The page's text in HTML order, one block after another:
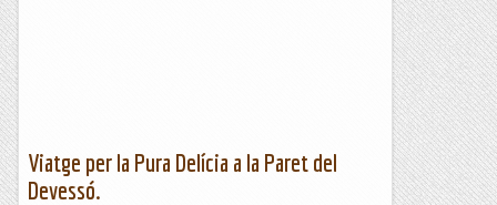
Viatge per la Pura Delícia a la Paret del
Devessó.